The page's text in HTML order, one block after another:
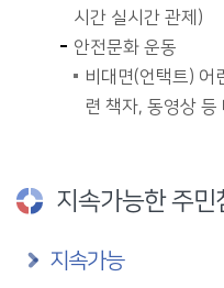
시간 실시간 관제)
안전문화 운동
비대면(언택트) 어
련 책자, 동영상 등
지속가능한 주민
지속가능